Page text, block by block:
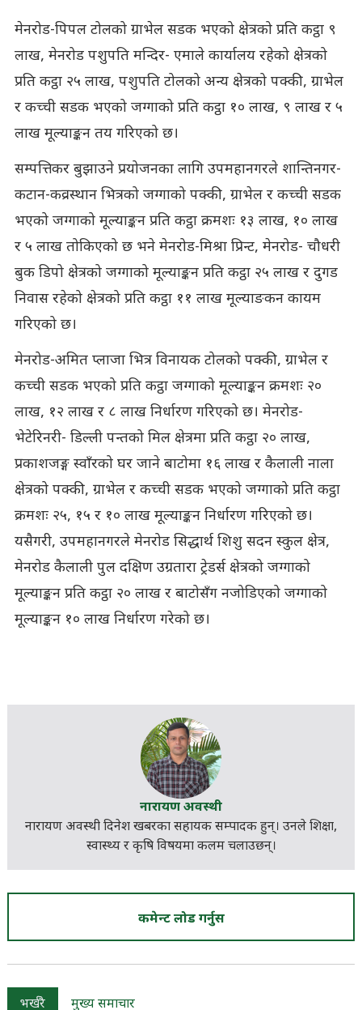
मेनरोड-पिपल टोलको ग्राभेल सडक भएको क्षेत्रको प्रति कट्ठा ९
लाख, मेनरोड पशुपति मन्दिर- एमाले कार्यालय रहेको क्षेत्रको
प्रति कट्ठा २५ लाख, पशुपति टोलको अन्य क्षेत्रको पक्की, ग्राभेल
र कच्ची सडक भएको जग्गाको प्रति कट्ठा १० लाख, ९ लाख र ५
लाख मूल्याङ्कन तय गरिएको छ।
सम्पत्तिकर बुझाउने प्रयोजनका लागि उपमहानगरले शान्तिनगर-
कटान-कव्रस्थान भित्रको जग्गाको पक्की, ग्राभेल र कच्ची सडक
भएको जग्गाको मूल्याङ्कन प्रति कट्ठा क्रमशः १३ लाख, १० लाख
र ५ लाख तोकिएको छ भने मेनरोड-मिश्रा प्रिन्ट, मेनरोड- चौधरी
बुक डिपो क्षेत्रको जग्गाको मूल्याङ्कन प्रति कट्ठा २५ लाख र दुगड
निवास रहेको क्षेत्रको प्रति कट्ठा ११ लाख मूल्याङकन कायम
गरिएको छ।
मेनरोड-अमित प्लाजा भित्र विनायक टोलको पक्की, ग्राभेल र
कच्ची सडक भएको प्रति कट्ठा जग्गाको मूल्याङ्कन क्रमशः २०
लाख, १२ लाख र ८ लाख निर्धारण गरिएको छ। मेनरोड-
भेटेरिनरी- डिल्ली पन्तको मिल क्षेत्रमा प्रति कट्ठा २० लाख,
प्रकाशजङ्ग स्वाँरको घर जाने बाटोमा १६ लाख र कैलाली नाला
क्षेत्रको पक्की, ग्राभेल र कच्ची सडक भएको जग्गाको प्रति कट्ठा
क्रमशः २५, १५ र १० लाख मूल्याङ्कन निर्धारण गरिएको छ।
यसैगरी, उपमहानगरले मेनरोड सिद्धार्थ शिशु सदन स्कुल क्षेत्र,
मेनरोड कैलाली पुल दक्षिण उग्रतारा ट्रेडर्स क्षेत्रको जग्गाको
मूल्याङ्कन प्रति कट्ठा २० लाख र बाटोसँग नजोडिएको जग्गाको
मूल्याङ्कन १० लाख निर्धारण गरेको छ।
नारायण अवस्थी
नारायण अवस्थी दिनेश खबरका सहायक सम्पादक हुन्। उनले शिक्षा,
स्वास्थ्य र कृषि विषयमा कलम चलाउछन्।
कमेन्ट लोड गर्नुस
भर्खरै मुख्य समाचार